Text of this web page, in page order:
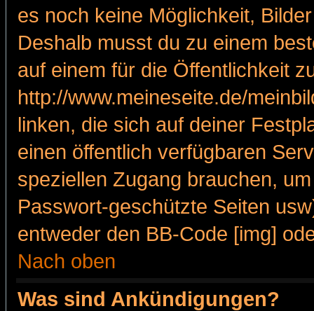
es noch keine Möglichkeit,
Deshalb musst du zu einem
auf einem für die Öffentlichkeit
http://www.meineseite.de/
linken, die sich auf deiner
einen öffentlich verfügbaren
speziellen Zugang brauchen,
Passwort-geschützte Seiten
entweder den BB-Code [img]
Nach oben
Was sind Ankündigungen?